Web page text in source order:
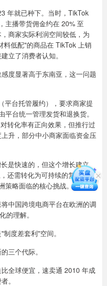
年就已种下。当时，TikTok
主播带货佣金约在 20% 至
商家实际利润空间较低，为
料低配"的商品在 TikTok 上销
立了消费者认知。
度显著高于东南亚，这一问题
平台托管履约），要求商家提
台统一管理发货和退换货。
转化率有正向效果，但推行过
升，部分中小商家面临资金压
是快速的，但这个增长建立
还需转化为可持续的复购关系
策略面临的核心挑战。
中国跨境电商平台在欧洲的调
的理解。
度差套利"空间。
三个代际。
全球便宜，速卖通 2010 年成
。